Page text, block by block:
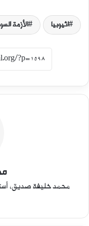
اثيوبيا الأزمة
محمد خليفة صديق،